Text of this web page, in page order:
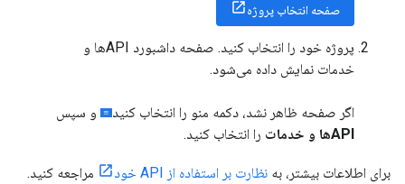
صفحه انتخاب پروژه
پروژه خود را انتخاب کنید. صفحه داشبورد APIها و
خدمات نمایش داده می‌شود.
اگر صفحه ظاهر نشد، دکمه منو را انتخاب کنید
و سپس
APIها و خدمات
را انتخاب کنید.
برای اطلاعات بیشتر، به نظارت بر استفاده از API خود مراجعه کنید.